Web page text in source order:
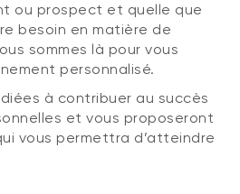
ou prospect et quelle que
besoin en matière de
sommes là pour vous
personnalisé.
à contribuer au succès
et vous proposeront
vous permettra d’atteindre